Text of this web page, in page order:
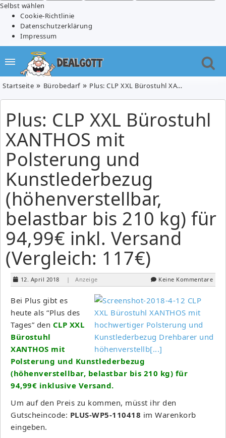
Selbst wählen
Cookie-Richtlinie
Datenschutzerklärung
Impressum
Startseite Bürobedarf Plus: CLP XXL Bürostuhl XANTHOS mit Polsterung und Kunstlederbezug (höhenverstellbar, belastbar bis 210 kg) für 94,99€ inkl. Versand (Vergleich: 117€)
Plus: CLP XXL Bürostuhl
XANTHOS mit
Polsterung und
Kunstlederbezug
(höhenverstellbar,
belastbar bis 210 kg) für
94,99€ inkl. Versand
(Vergleich: 117€)
12. April 2018 | Anzeige Keine Kommentare
Bei Plus gibt es
heute als “Plus des
Tages” den CLP XXL
Bürostuhl
XANTHOS mit
Polsterung und Kunstlederbezug
(höhenverstellbar, belastbar bis 210 kg) für
94,99€ inklusive Versand.
Um auf den Preis zu kommen, müsst ihr den
Gutscheincode: PLUS-WP5-110418 im Warenkorb
eingeben.